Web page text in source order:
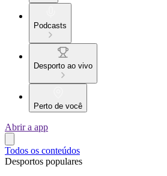
Podcasts
Desporto ao vivo
Perto de você
Abrir a app
Todos os conteúdos
Desportos populares